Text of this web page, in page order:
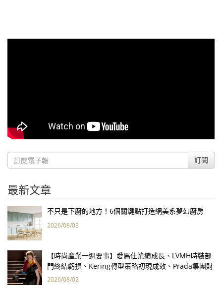
訂閱
最新文章
不只是下廚的地方！6個關鍵點打造網美系夢幻廚房
2026/08/03
【時尚產業一週要事】愛馬仕業績成長、LVMH時裝部
門終結虧損、Kering轉型策略初現成效、Prada集團財
報亮眼
2026/08/02